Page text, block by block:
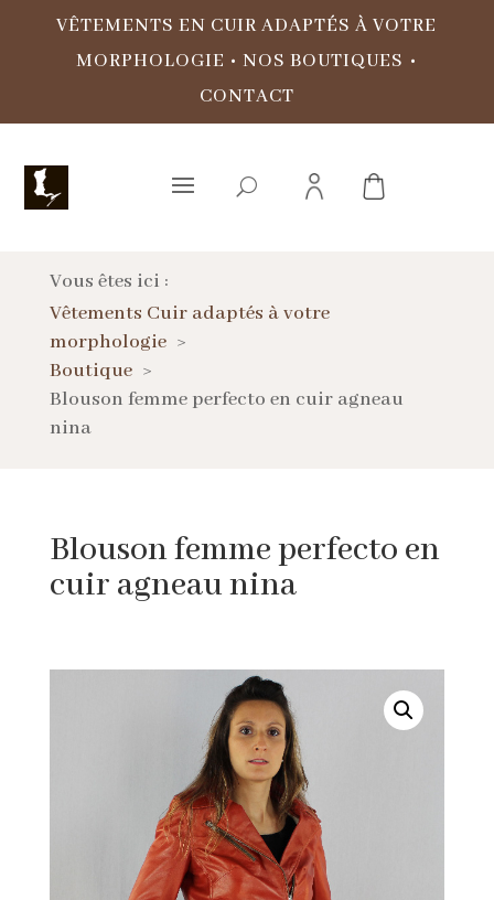
VÊTEMENTS EN CUIR ADAPTÉS À VOTRE
MORPHOLOGIE • NOS BOUTIQUES •
CONTACT
Vous êtes ici :
Vêtements Cuir adaptés à votre
morphologie
Boutique
Blouson femme perfecto en cuir agneau
nina
Blouson femme perfecto en
cuir agneau nina